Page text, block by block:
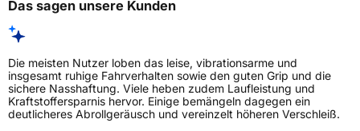
Das sagen unsere Kunden
Die meisten Nutzer loben das leise, vibrationsarme und
insgesamt ruhige Fahrverhalten sowie den guten Grip und die
sichere Nasshaftung. Viele heben zudem Laufleistung und
Kraftstoffersparnis hervor. Einige bemängeln dagegen ein
deutlicheres Abrollgeräusch und vereinzelt höheren Verschleiß.